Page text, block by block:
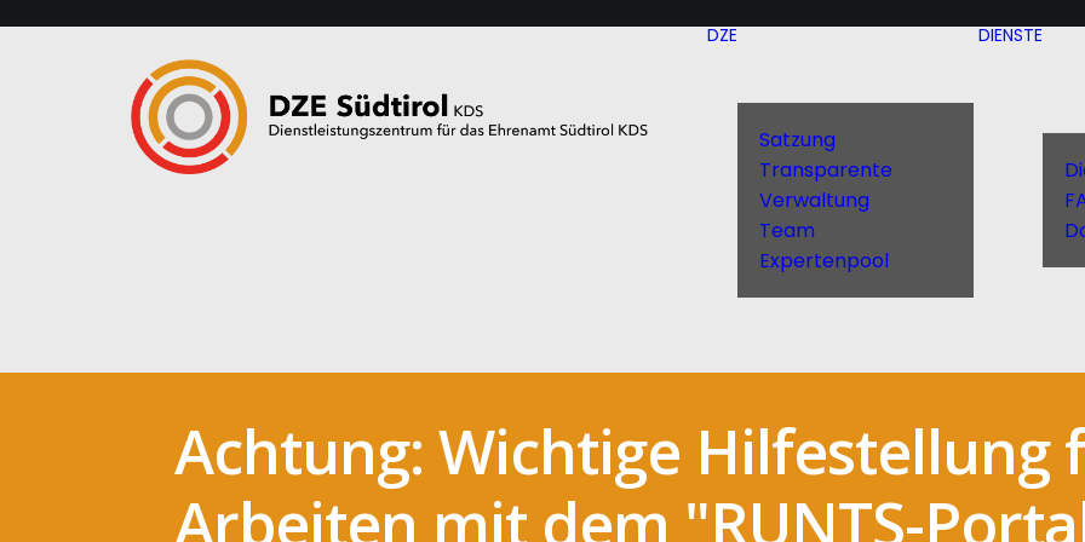
DZE
Satzung
Transparente
Verwaltung
Team
Expertenpool
DIENSTE
Achtung: Wichtige Hilfestellung
Arbeiten mit dem "RUNTS-